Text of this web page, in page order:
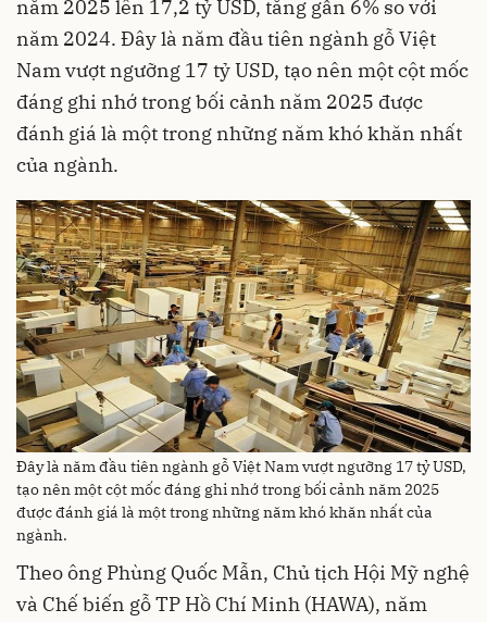
năm 2025 lên 17,2 tỷ USD, tăng gần 6% so với
năm 2024. Đây là năm đầu tiên ngành gỗ Việt
Nam vượt ngưỡng 17 tỷ USD, tạo nên một cột mốc
đáng ghi nhớ trong bối cảnh năm 2025 được
đánh giá là một trong những năm khó khăn nhất
của ngành.
Đây là năm đầu tiên ngành gỗ Việt Nam vượt ngưỡng 17 tỷ USD,
tạo nên một cột mốc đáng ghi nhớ trong bối cảnh năm 2025
được đánh giá là một trong những năm khó khăn nhất của
ngành.
Theo ông Phùng Quốc Mẫn, Chủ tịch Hội Mỹ nghệ
và Chế biến gỗ TP Hồ Chí Minh (HAWA), năm